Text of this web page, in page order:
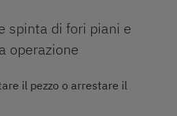
spinta di fori piani e
operazione
il pezzo o arrestare il